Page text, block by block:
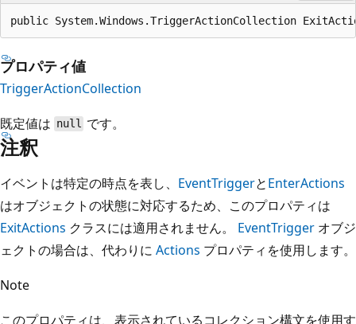
public System.Windows.TriggerActionCollection
プロパティ値
TriggerActionCollection
既定値は null です。
注釈
イベントは特定の時点を表し、 EventTriggerとEnterActions
はオブジェクトの状態に対応するため、このプロパティは
ExitActions クラスには適用されません。 EventTrigger オブジ
ェクトの場合は、代わりに Actions プロパティを使用します。
Note
このプロパティは、表示されているコレクション構文を使用す